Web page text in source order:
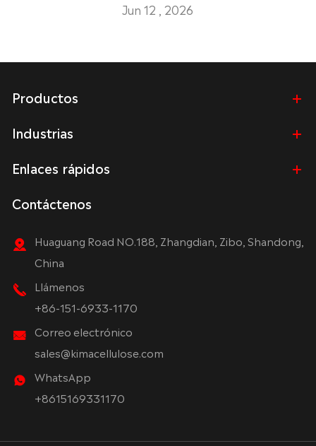
Jun 12 , 2026
Productos
Industrias
Enlaces rápidos
Contáctenos
Huaguang Road NO.188, Zhangdian, Zibo, Shandong,
China
Llámenos
+86-151-6933-1170
Correo electrónico
sales@kimacellulose.com
WhatsApp
+8615169331170